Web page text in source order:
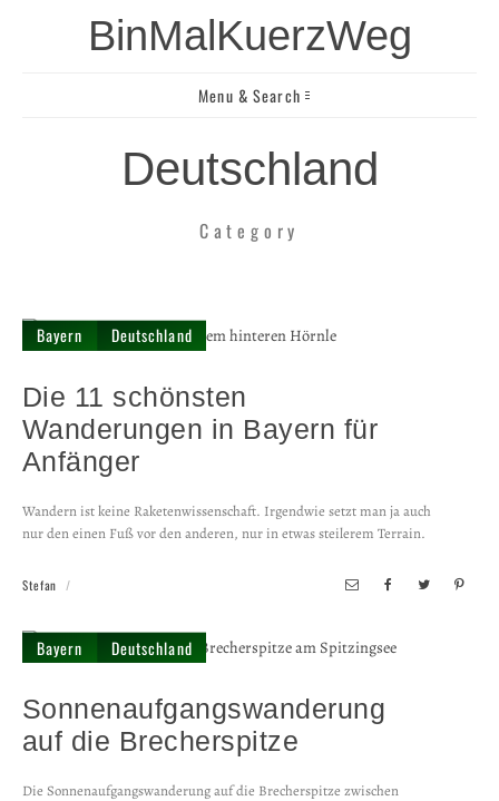
BinMalKuerzWeg
Menu & Search
Deutschland
Category
Bayern Deutschland
Die 11 schönsten
Wanderungen in Bayern für
Anfänger
Wandern ist keine Raketenwissenschaft. Irgendwie setzt man ja auch
nur den einen Fuß vor den anderen, nur in etwas steilerem Terrain.
Stefan
Bayern Deutschland
Sonnenaufgangswanderung
auf die Brecherspitze
Die Sonnenaufgangs­wanderung auf die Brecherspitze zwischen